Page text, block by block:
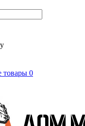
товары 0